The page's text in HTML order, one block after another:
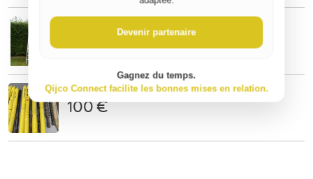
Location échelle triple 9m80
Mèches à forer
100 €
Devenir partenaire
Gagnez du temps.
Qijco Connect facilite les bonnes mises en relation.